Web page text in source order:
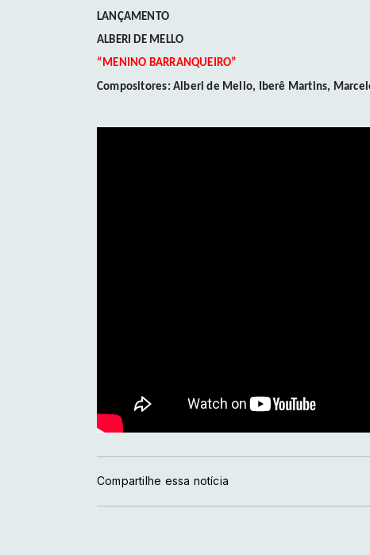
LANÇAMENTO
ALBERI DE MELLO
“MENINO BARRANQUEIRO”
Compositores: Alberi de Mello, Iberê Martins,
Compartilhe essa notícia